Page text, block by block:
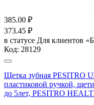
385.00 ₽
373.45 ₽
в статусе Для клиентов
Код: 28129
Щетка зубная PESITRO
пластиковой ручкой,
до 5лет, PESITRO